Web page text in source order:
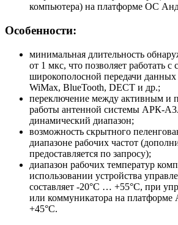
компьютера) на платформе ОС
Особенности:
минимальная длительность
от 1 мкс, что позволяет работать с
широкополосной передачи данных
WiMax, BlueTooth, DECT и др.;
переключение между активным и
работы антенной системы АРК-
динамический диапазон;
возможность скрытного
диапазоне рабочих частот
предоставляется по запросу);
диапазон рабочих температур
использовании устройства
составляет -20°С … +55°С, при
или коммуникатора на платформе
+45°С.